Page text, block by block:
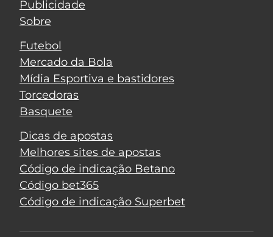
Publicidade
Sobre
Futebol
Mercado da Bola
Mídia Esportiva e bastidores
Torcedoras
Basquete
Dicas de apostas
Melhores sites de apostas
Código de indicação Betano
Código bet365
Código de indicação Superbet